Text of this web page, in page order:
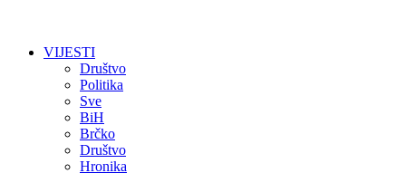
VIJESTI
Društvo
Politika
Sve
BiH
Brčko
Društvo
Hronika